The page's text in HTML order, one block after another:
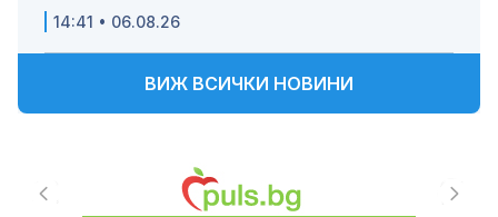
14:41 • 06.08.26
ВИЖ ВСИЧКИ НОВИНИ